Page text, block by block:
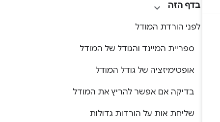
בדף הזה
לפני הורדת המודל
ספריית המיינד והגודל של המודל
אופטימיזציה של גודל המודל
בדיקה אם אפשר להריץ את המודל
שליחת אות על הורדות גדולות